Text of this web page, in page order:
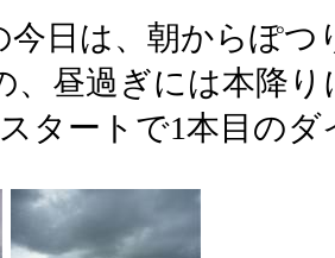
今日は、朝からぽつ
、昼過ぎには本降り
タートで1本目の